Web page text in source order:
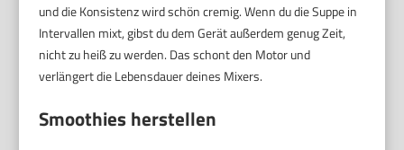
und die Konsistenz wird schön cremig. Wenn du die Suppe in
Intervallen mixt, gibst du dem Gerät außerdem genug Zeit,
nicht zu heiß zu werden. Das schont den Motor und
verlängert die Lebensdauer deines Mixers.
Smoothies herstellen